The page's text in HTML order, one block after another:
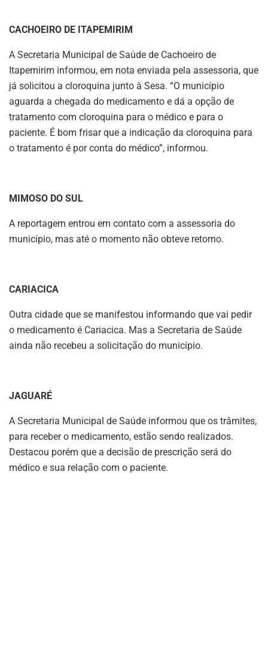
CACHOEIRO DE ITAPEMIRIM
A Secretaria Municipal de Saúde de Cachoeiro de
Itapemirim informou, em nota enviada pela assessoria, que
já solicitou a cloroquina junto à Sesa. “O município
aguarda a chegada do medicamento e dá a opção de
tratamento com cloroquina para o médico e para o
paciente. É bom frisar que a indicação da cloroquina para
o tratamento é por conta do médico”, informou.
MIMOSO DO SUL
A reportagem entrou em contato com a assessoria do
município, mas até o momento não obteve retorno.
CARIACICA
Outra cidade que se manifestou informando que vai pedir
o medicamento é Cariacica. Mas a Secretaria de Saúde
ainda não recebeu a solicitação do município.
JAGUARÉ
A Secretaria Municipal de Saúde informou que os trâmites,
para receber o medicamento, estão sendo realizados.
Destacou porém que a decisão de prescrição será do
médico e sua relação com o paciente.